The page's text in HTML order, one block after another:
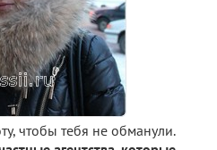
чтобы тебя не обманули.